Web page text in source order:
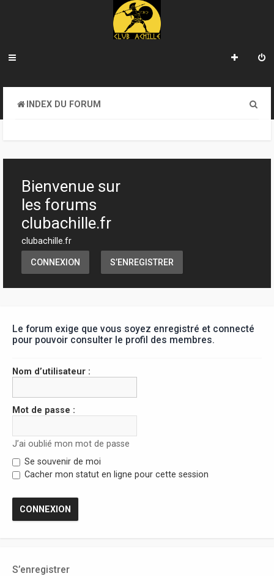
INDEX DU FORUM
h
Bienvenue sur
les forums
clubachille.fr
clubachille.fr
CONNEXION S’ENREGISTRER
Le forum exige que vous soyez enregistré et connecté
pour pouvoir consulter le profil des membres.
Nom d’utilisateur :
Mot de passe :
J’ai oublié mon mot de passe
Se souvenir de moi
Cacher mon statut en ligne pour cette session
S’enregistrer